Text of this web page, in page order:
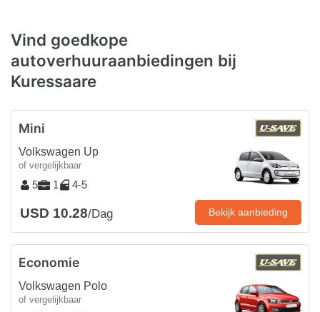
Vind goedkope
autoverhuuraanbiedingen bij
Kuressaare
Mini
Volkswagen Up
of vergelijkbaar
5 1 4-5
USD 10.28/Dag Bekijk aanbieding
Economie
Volkswagen Polo
of vergelijkbaar